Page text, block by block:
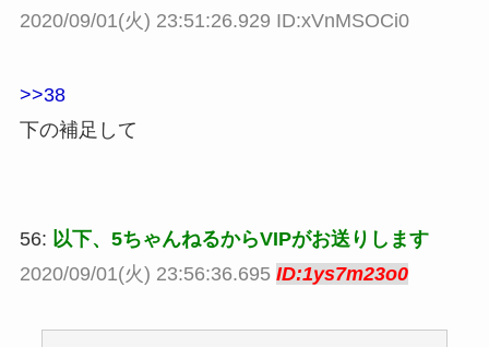
2020/09/01(火) 23:51:26.929 ID:xVnMSOCi0
>>38
下の補足して
56: 以下、5ちゃんねるからVIPがお送りします
2020/09/01(火) 23:56:36.695 ID:1ys7m23o0